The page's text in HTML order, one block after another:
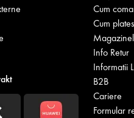
Cum
Cum
Info Retur
Informatii
B2B
Cariere
Formular